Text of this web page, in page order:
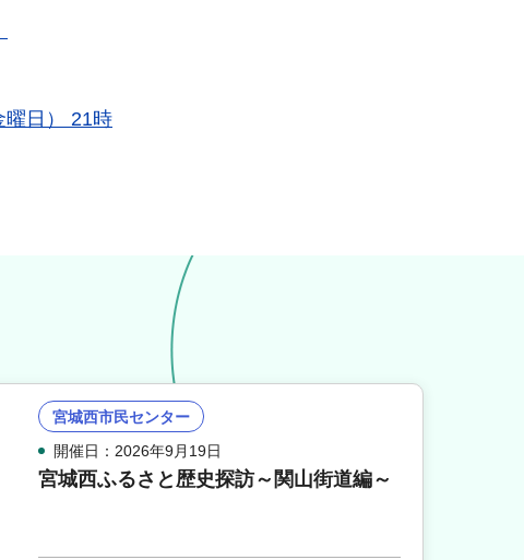
日） 21時
宮城西市民センター
開催日：2026年9月19日
宮城西ふるさと歴史探訪～関山街道編～